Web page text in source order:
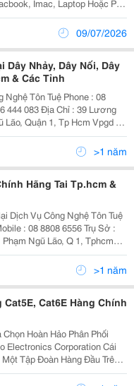
Với Màn Hình Hdmi, Tv Hay
Mini Displayport...09/07/2026
Dây Nhảy, Dây Nối, Dây
& Các Tỉnh
Tuệ Phone : 08
: 39 Lương
Quận 1, Tp Hcm Vpgd :
Phú, Tp Hcm Mail :
>1 năm
Hãng Tai Tp.hcm &
Dịch Vụ Công Nghệ Tôn Tuệ
08 8808 6556 Trụ Sở :
Ngũ Lão, Q 1, Tphcm
P.tây Thạnh, Q.tân Phú, Tp.
>1 năm
Cat6E Hàng Chính
Hoàn Hảo Phân Phối
Tập Đoàn Hàng Đầu Trên
, Thiết Kế, Sản Xuất Và